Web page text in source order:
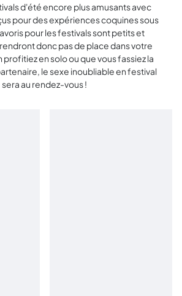
d'été encore plus amusants avec
pour des expériences coquines sous
pour les festivals sont petits et
donc pas de place dans votre
profitiez en solo ou que vous fassiez la
le sexe inoubliable en festival
sera au rendez-vous !